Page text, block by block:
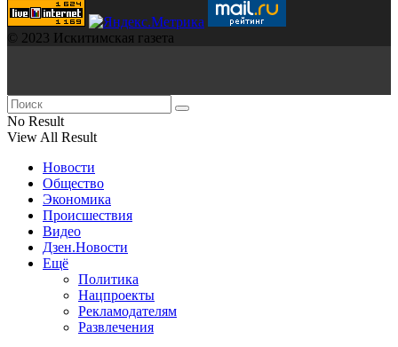
© 2023 Искитимская газета
No Result
View All Result
Новости
Общество
Экономика
Происшествия
Видео
Дзен.Новости
Ещё
Политика
Нацпроекты
Рекламодателям
Развлечения